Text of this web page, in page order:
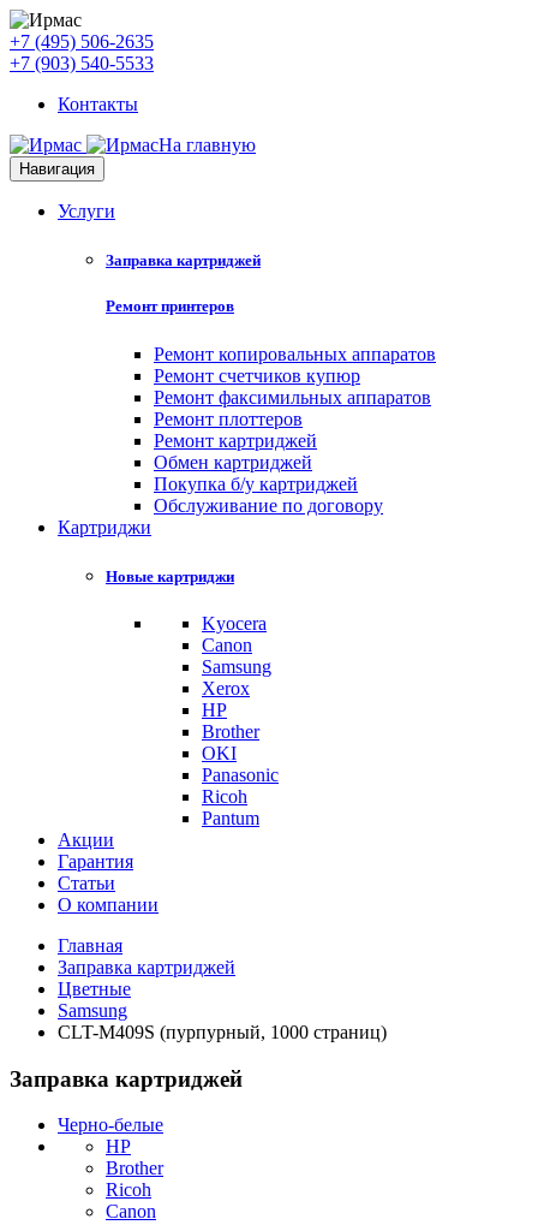
+7 (495) 506-2635
+7 (903) 540-5533
Контакты
На главную
Навигация
Услуги
Заправка картриджей
Ремонт принтеров
Ремонт копировальных аппаратов
Ремонт счетчиков купюр
Ремонт факсимильных аппаратов
Ремонт плоттеров
Ремонт картриджей
Обмен картриджей
Покупка б/у картриджей
Обслуживание по договору
Картриджи
Новые картриджи
Kyocera
Canon
Samsung
Xerox
HP
Brother
OKI
Panasonic
Ricoh
Pantum
Акции
Гарантия
Статьи
О компании
Главная
Заправка картриджей
Цветные
Samsung
CLT-M409S (пурпурный, 1000 страниц)
Заправка картриджей
Черно-белые
HP
Brother
Ricoh
Canon